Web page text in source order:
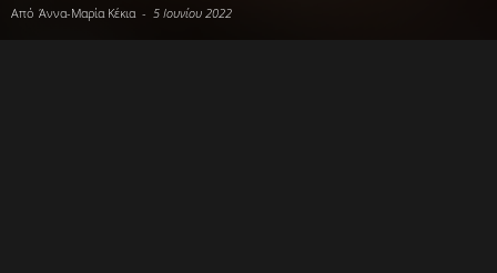
Από Άννα-Μαρία Κέκια - 5 Ιουνίου 2022